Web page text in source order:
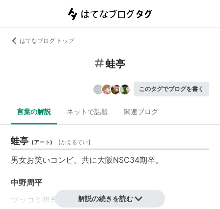
はてなブログ トップ
蛙亭
このタグでブログを書く
言葉の解説 ネットで話題 関連ブログ
蛙亭 (アート) 【かえるてい】
男女お笑いコンビ。共に大阪NSC34期卒。
中野周平
ツッコミ担当。岡山県出身。
解説の続きを読む